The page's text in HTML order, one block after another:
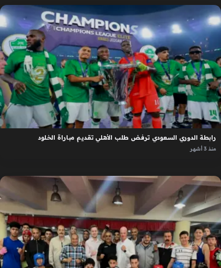
رابطة الدوري السعودي ترفض طلب الأهلي تقديم مباراة الخلود
منذ 3 أشهر